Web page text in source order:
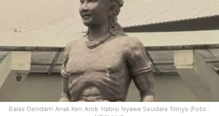
Balas Dendam Anak Ken Arok: Habisi Nyawa Saudara Tirinya (Foto :